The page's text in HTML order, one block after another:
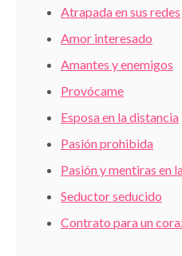
Atrapada en sus redes
Amor interesado
Amantes y enemigos
Provócame
Esposa en la distancia
Pasión prohibida
Pasión y mentiras en
Seductor seducido
Contrato para un